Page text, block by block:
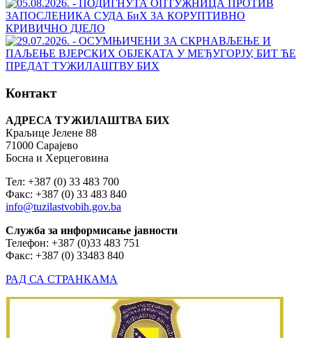
Контакт
АДРЕСА ТУЖИЛАШТВА БИХ
Краљице Јелене 88
71000 Сарајево
Босна и Херцеговина
Тел: +387 (0) 33 483 700
Факс: +387 (0) 33 483 840
info@tuzilastvobih.gov.ba
Служба за информисање јавности
Телефон: +387 (0)33 483 751
Факс: +387 (0) 33483 840
РАД СА СТРАНКАМА